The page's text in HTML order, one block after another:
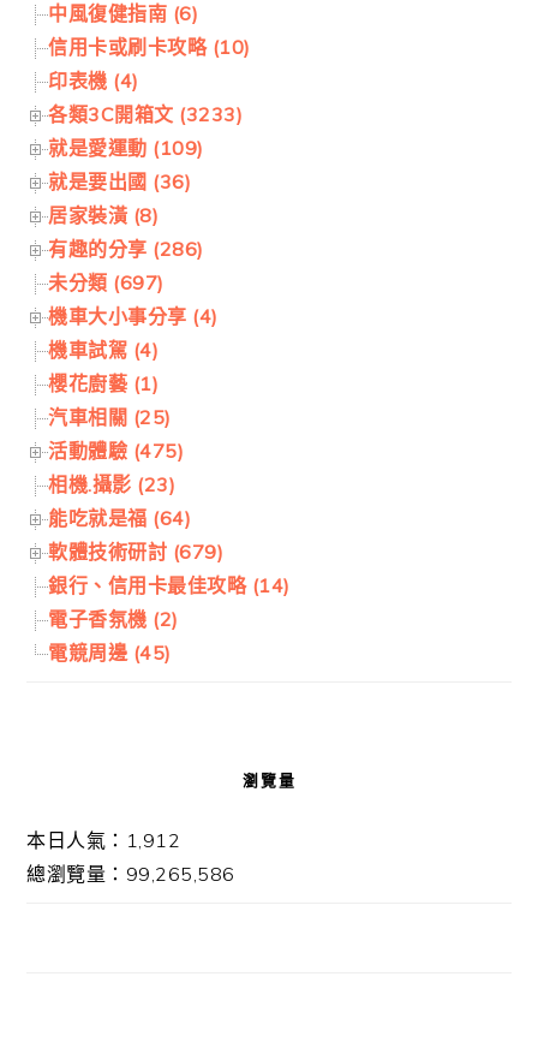
中風復健指南 (6)
信用卡或刷卡攻略 (10)
印表機 (4)
各類3C開箱文 (3233)
就是愛運動 (109)
就是要出國 (36)
居家裝潢 (8)
有趣的分享 (286)
未分類 (697)
機車大小事分享 (4)
機車試駕 (4)
櫻花廚藝 (1)
汽車相關 (25)
活動體驗 (475)
相機.攝影 (23)
能吃就是福 (64)
軟體技術研討 (679)
銀行、信用卡最佳攻略 (14)
電子香氛機 (2)
電競周邊 (45)
瀏覽量
本日人氣：1,912
總瀏覽量：99,265,586